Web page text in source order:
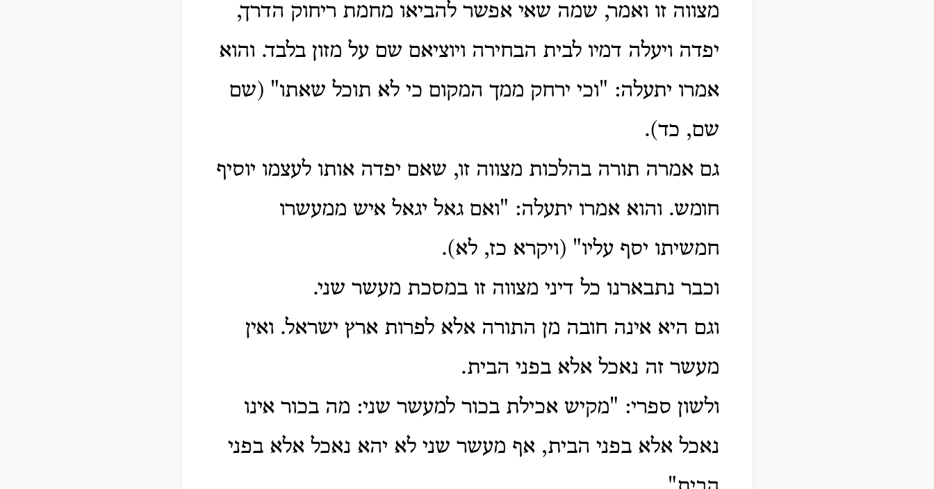
מצווה זו ואמר, שמה שאי אפשר להביאו מחמת ריחוק הדרך,
יפדה ויעלה דמיו לבית הבחירה ויוציאם שם על מזון בלבד. והוא
אמרו יתעלה: "וכי ירחק ממך המקום כי לא תוכל שאתו" (שם
שם, כד).
גם אמרה תורה בהלכות מצווה זו, שאם יפדה אותו לעצמו יוסיף
חומש. והוא אמרו יתעלה: "ואם גאל יגאל איש ממעשרו
חמשיתו יסף עליו" (ויקרא כז, לא).
וכבר נתבארנו כל דיני מצווה זו במסכת מעשר שני.
וגם היא אינה חובה מן התורה אלא לפרות ארץ ישראל. ואין
מעשר זה נאכל אלא בפני הבית.
ולשון ספרי: "מקיש אכילת בכור למעשר שני: מה בכור אינו
נאכל אלא בפני הבית, אף מעשר שני לא יהא נאכל אלא בפני